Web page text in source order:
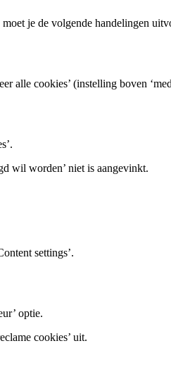
je de volgende handelingen
alle cookies’ (instelling boven
wil worden’ niet is aangevinkt.
settings’.
optie.
cookies’ uit.